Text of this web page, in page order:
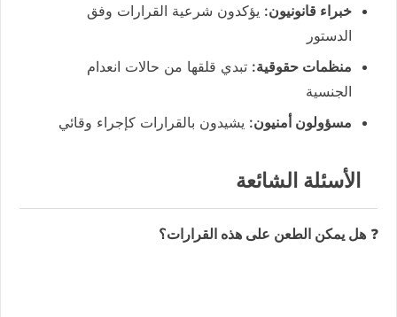
خبراء قانونيون: يؤكدون شرعية القرارات وفق
الدستور
منظمات حقوقية: تبدي قلقها من حالات انعدام
الجنسية
مسؤولون أمنيون: يشيدون بالقرارات كإجراء وقائي
الأسئلة الشائعة
❓ هل يمكن الطعن على هذه القرارات؟